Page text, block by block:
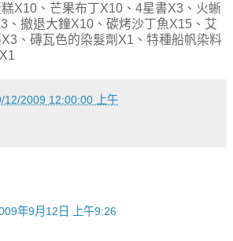
X10、芒果布丁X10、4星書X3、火蜥
、撤退大鐘X10、碳烤沙丁魚X15、艾
、磚瓦色的染髮劑X1、特種船帆染料
12/2009 12:00:00 上午
年9月12日 上午9:26